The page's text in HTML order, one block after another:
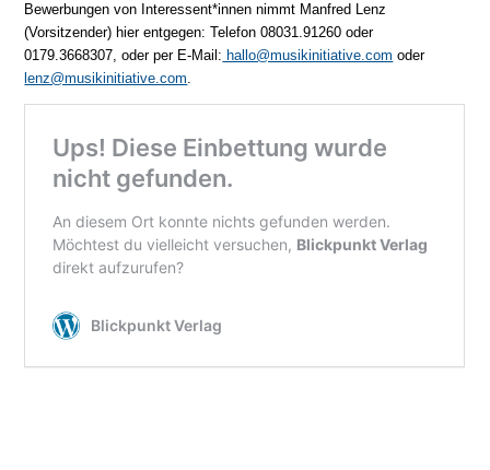
Bewerbungen von Interessent*innen nimmt Manfred Lenz
(Vorsitzender) hier entgegen: Telefon 08031.91260 oder
0179.3668307, oder per E-Mail: hallo@musikinitiative.com oder
lenz@musikinitiative.com.